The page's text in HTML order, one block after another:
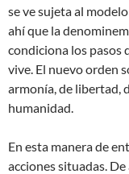
se ve sujeta al
ahí que la
condiciona los pasos
vive. El nuevo orden
armonía, de libertad,
humanidad.
En esta manera de
acciones situadas.